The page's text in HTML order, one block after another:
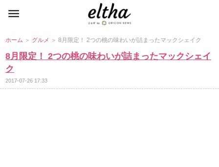
ホーム ＞ グルメ ＞ 8月限定！ 2つの桃の味わいが詰まったマックシェイク
8月限定！ 2つの桃の味わいが詰まったマックシェイ
ク
2017-07-26 17:33